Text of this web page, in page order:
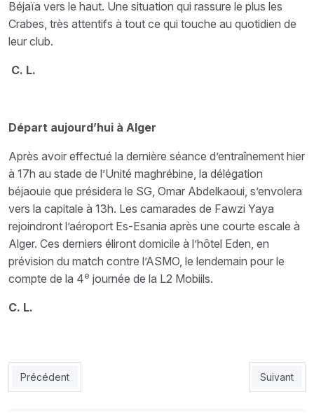
Béjaïa vers le haut. Une situation qui rassure le plus les
Crabes, très attentifs à tout ce qui touche au quotidien de
leur club.
C. L.
Départ aujourd’hui à Alger
Après avoir effectué la dernière séance d’entraînement hier
à 17h au stade de l’Unité maghrébine, la délégation
béjaouie que présidera le SG, Omar Abdelkaoui, s’envolera
vers la capitale à 13h. Les camarades de Fawzi Yaya
rejoindront l’aéroport Es-Esania après une courte escale à
Alger. Ces derniers éliront domicile à l’hôtel Eden, en
prévision du match contre l’ASMO, le lendemain pour le
compte de la 4e journée de la L2 Mobiils.
C. L.
Article précédent : ESS : Anéantir le TP Mazembé
Précédent Article
Suivant